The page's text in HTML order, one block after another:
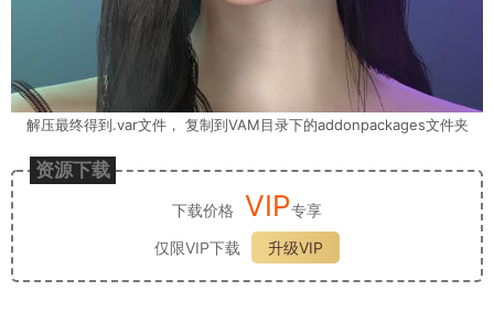
解压最终得到.var文件， 复制到VAM目录下的addonpackages文件夹
资源下载
下载价格 VIP专享
仅限VIP下载
升级VIP